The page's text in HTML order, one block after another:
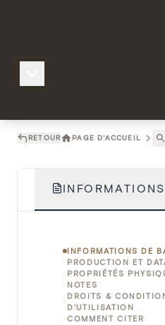
RETOUR PAGE D'ACCUEIL
INFORMATIONS
INFORMATIONS DE
PRODUCTION ET
PROPRIÉTÉS
NOTES
DROITS &
D'UTILISATION
COMMENT CITER